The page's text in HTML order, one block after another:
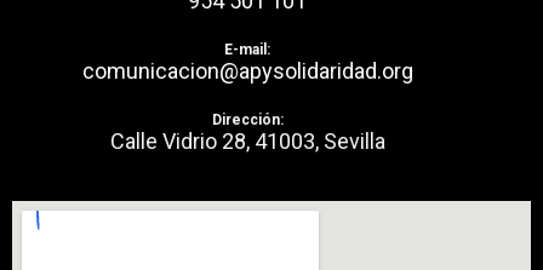
E-mail:
comunicacion@apysolidaridad.org
Dirección:
Calle Vidrio 28, 41003, Sevilla